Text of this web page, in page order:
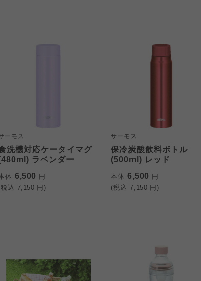
ーモス
洗機対応ケータイマグ
ラベンダー
体 6,500 円
込 7,150 円)
サーモス
保冷炭酸飲料ボトル
(500ml) レッド
本体 6,500 円
(税込 7,150 円)